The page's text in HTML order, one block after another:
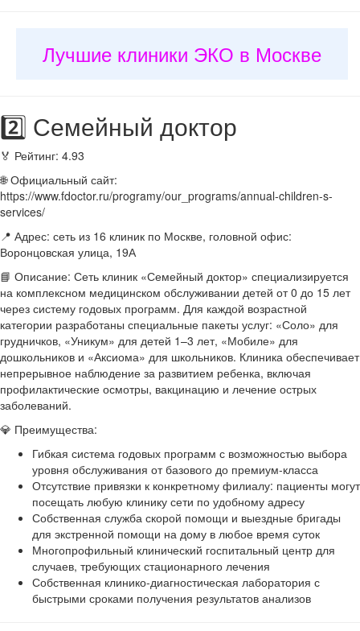
Лучшие клиники ЭКО в Москве
2️⃣ Семейный доктор
🏅 Рейтинг: 4.93
🌐 Официальный сайт:
https://www.fdoctor.ru/programy/our_programs/annual-children-s-
services/
📍 Адрес: сеть из 16 клиник по Москве, головной офис:
Воронцовская улица, 19А
📘 Описание: Сеть клиник «Семейный доктор» специализируется
на комплексном медицинском обслуживании детей от 0 до 15 лет
через систему годовых программ. Для каждой возрастной
категории разработаны специальные пакеты услуг: «Соло» для
грудничков, «Уникум» для детей 1–3 лет, «Мобиле» для
дошкольников и «Аксиома» для школьников. Клиника обеспечивает
непрерывное наблюдение за развитием ребенка, включая
профилактические осмотры, вакцинацию и лечение острых
заболеваний.
💎 Преимущества:
Гибкая система годовых программ с возможностью выбора
уровня обслуживания от базового до премиум-класса
Отсутствие привязки к конкретному филиалу: пациенты могут
посещать любую клинику сети по удобному адресу
Собственная служба скорой помощи и выездные бригады
для экстренной помощи на дому в любое время суток
Многопрофильный клинический госпитальный центр для
случаев, требующих стационарного лечения
Собственная клинико-диагностическая лаборатория с
быстрыми сроками получения результатов анализов